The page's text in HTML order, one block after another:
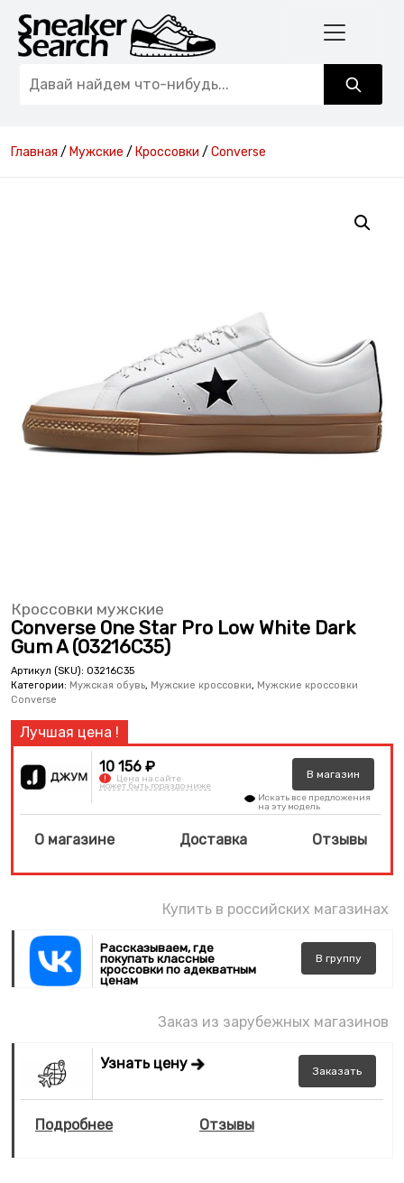
Главная / Мужские / Кроссовки / Converse
Кроссовки мужские
Converse One Star Pro Low White Dark
Gum A (03216C35)
Артикул (SKU): 03216C35
Категории: Мужская обувь, Мужские кроссовки, Мужские кроссовки
Converse
10 156 ₽
! Цена на сайте
может быть гораздо ниже
В магазин
Искать все предложения
на эту модель
О магазине Доставка Отзывы
Купить в российских магазинах
Рассказываем, где
покупать классные
кроссовки по адекватным
ценам
В группу
Заказ из зарубежных магазинов
Узнать цену Заказать
Подробнее Отзывы